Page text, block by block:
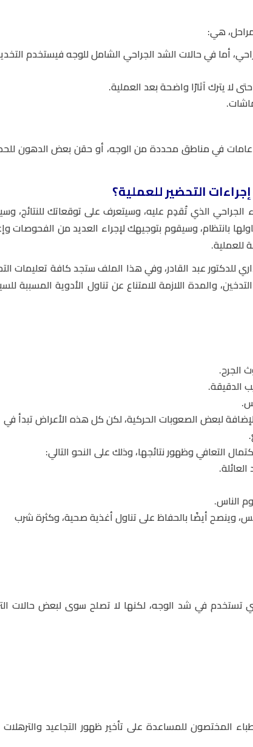
هي:
أما في حالات الشد الجراحي الشامل للوجه فيستخدم
لا يترك آثارًا واضحة بعد العملية.
في مناطق محددة من الوجه، أو حقن بعض الدهون
التحضير للعملية؟
الجراحي الذي تُقدِم عليه، وسيتعرف على توقعاتك للنتائج،
بانتظام، وسيقوم بتوجيهك لإجراء العديد من الفحوصات
للعملية.
للدكتور عبد القادر، وفي هذا الملف ستجد كافة تعليمات
والمدة اللازمة للامتناع عن تناول الأدوية المسببة
الجرح.
الدقيقة.
لبعض الصعوبات الحركية، لكن كل هذه الأعراض تبدأ في
التعافي وظهور نتائجها، وذلك على النحو التالي:
الناس.
وينصح أيضًا بالحفاظ على تناول أغذية صحية، وكثرة شرب
تستخدم في شد الوجه، لكنها لا تصلح سوى لبعض حالات
المختصون للمساعدة على تأخير ظهور التجاعيد والترهلات